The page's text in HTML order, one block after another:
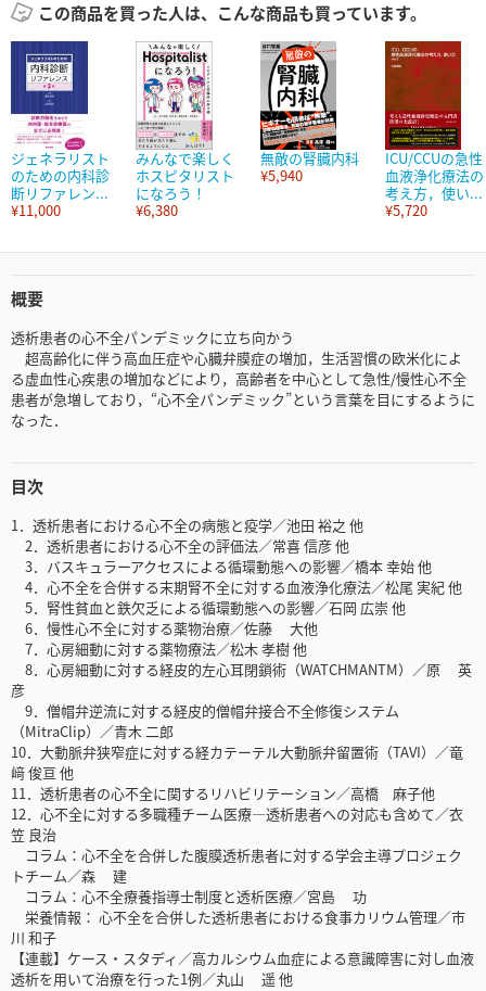
この商品を買った人は、こんな商品も買っています。
ジェネラリスト
のための内科診
断リファレン...
¥11,000
みんなで楽しく
ホスピタリスト
になろう！
¥6,380
無敵の腎臓内科
¥5,940
ICU/CCUの急性
血液浄化療法の
考え方，使い...
¥5,720
概要
透析患者の心不全パンデミックに立ち向かう
超高齢化に伴う高血圧症や心臓弁膜症の増加，生活習慣の欧米化によ
る虚血性心疾患の増加などにより，高齢者を中心として急性/慢性心不全
患者が急増しており，“心不全パンデミック”という言葉を目にするように
なった．
目次
1．透析患者における心不全の病態と疫学／池田 裕之 他
2．透析患者における心不全の評価法／常喜 信彦 他
3．バスキュラーアクセスによる循環動態への影響／橋本 幸始 他
4．心不全を合併する末期腎不全に対する血液浄化療法／松尾 実紀 他
5．腎性貧血と鉄欠乏による循環動態への影響／石岡 広崇 他
6．慢性心不全に対する薬物治療／佐藤 大他
7．心房細動に対する薬物療法／松木 孝樹 他
8．心房細動に対する経皮的左心耳閉鎖術（WATCHMANTM）／原 英
彦
9．僧帽弁逆流に対する経皮的僧帽弁接合不全修復システム
（MitraClip）／青木 二郎
10．大動脈弁狭窄症に対する経カテーテル大動脈弁留置術（TAVI）／竜
﨑 俊亘 他
11．透析患者の心不全に関するリハビリテーション／高橋 麻子他
12．心不全に対する多職種チーム医療―透析患者への対応も含めて／衣
笠 良治
コラム：心不全を合併した腹膜透析患者に対する学会主導プロジェク
トチーム／森 建
コラム：心不全療養指導士制度と透析医療／宮島 功
栄養情報： 心不全を合併した透析患者における食事カリウム管理／市
川 和子
【連載】ケース・スタディ／高カルシウム血症による意識障害に対し血液
透析を用いて治療を行った1例／丸山 遥 他